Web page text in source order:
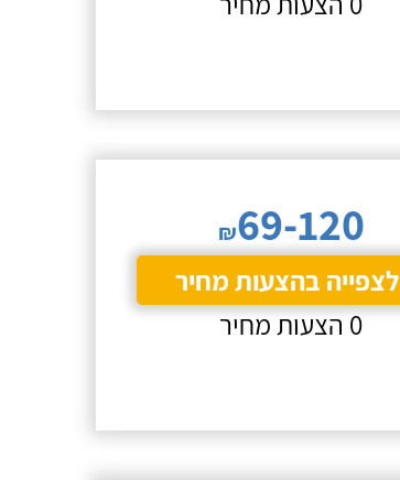
₪69-120
לצפייה בהצעות מחיר
0 הצעות מחיר